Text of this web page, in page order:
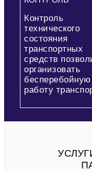
Контроль
технического
состояния
транспортных
средств
организовать
бесперебойную
работу